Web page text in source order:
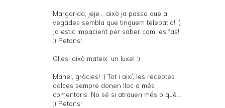
Margarida, jeje... això ja passa que a
vegades sembla que tinguem telepatia! ;)
Ja estic impacient per saber com les fas!
:) Petons!
Olles, això mateix: un luxe! :)
Manel, gràcies! :) Tot i així, les receptes
dolces sempre donen lloc a més
comentaris. No sé si atrauen més o què...
;) Petons!